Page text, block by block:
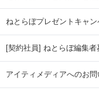
ねとらぼプレゼントキャ
[契約社員] ねとらぼ編集者
アイティメディアへのお